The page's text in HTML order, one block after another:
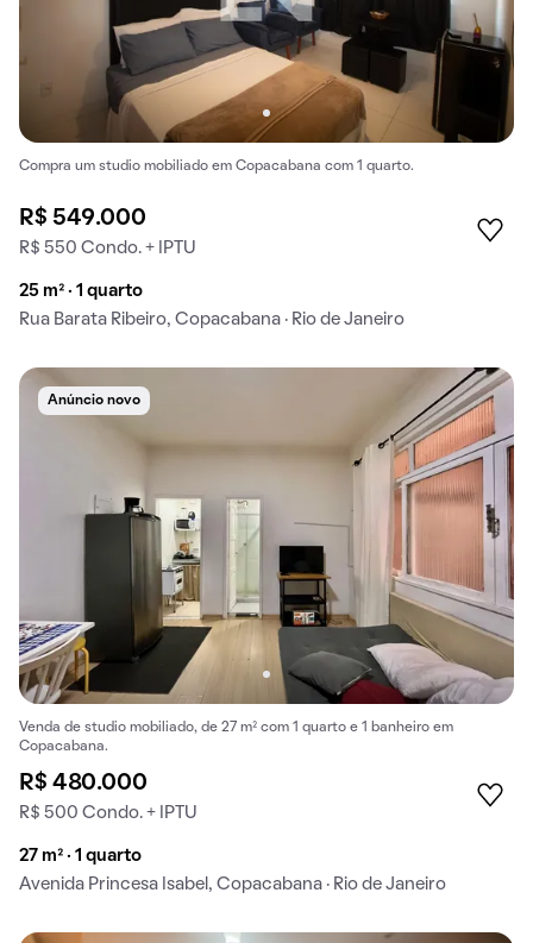
Compra um studio mobiliado em Copacabana com 1 quarto.
R$ 549.000
R$ 550 Condo. + IPTU
25 m² · 1 quarto
Rua Barata Ribeiro, Copacabana · Rio de Janeiro
Anúncio novo
Venda de studio mobiliado, de 27 m² com 1 quarto e 1 banheiro em
Copacabana.
R$ 480.000
R$ 500 Condo. + IPTU
27 m² · 1 quarto
Avenida Princesa Isabel, Copacabana · Rio de Janeiro